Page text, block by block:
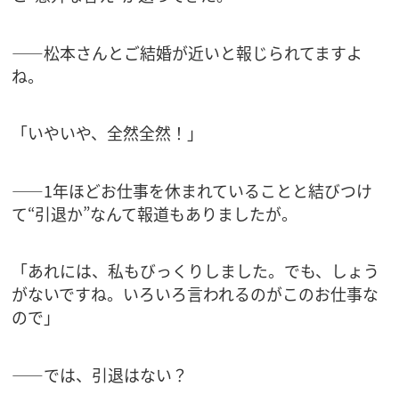
――松本さんとご結婚が近いと報じられてますよ
ね。
「いやいや、全然全然！」
――1年ほどお仕事を休まれていることと結びつけ
て“引退か”なんて報道もありましたが。
「あれには、私もびっくりしました。でも、しょう
がないですね。いろいろ言われるのがこのお仕事な
ので」
――では、引退はない？